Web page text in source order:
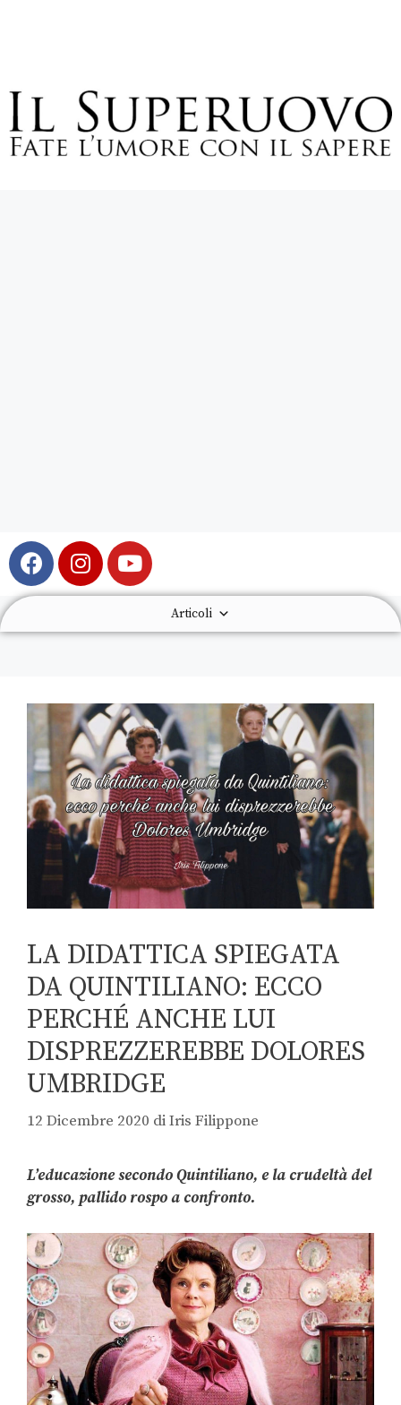
Articoli
LA DIDATTICA SPIEGATA
DA QUINTILIANO: ECCO
PERCHÉ ANCHE LUI
DISPREZZEREBBE DOLORES
UMBRIDGE
12 Dicembre 2020 diIris Filippone
L’educazione secondo Quintiliano, e la crudeltà del
grosso, pallido rospo a confronto.